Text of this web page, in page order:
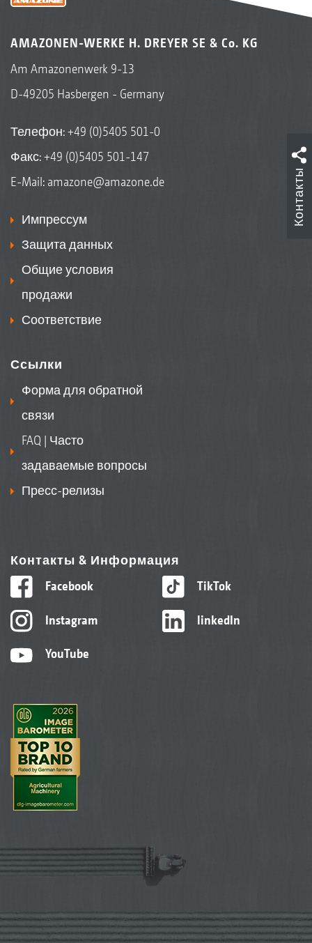
AMAZONEN-WERKE H. DREYER SE & Co. KG
Am Amazonenwerk 9-13
D-49205 Hasbergen - Germany
Телефон:+49 (0)5405 501-0
Факс: +49 (0)5405 501-147
E-Mail: amazone@amazone.de
Импрессум
Защита данных
Общие условия
продажи
Соответствие
Ссылки
Форма для обратной
связи
FAQ | Часто
задаваемые вопросы
Пресс-релизы
Контакты & Информация
Facebook
Instagram
YouTube
TikTok
linkedIn
Контакты